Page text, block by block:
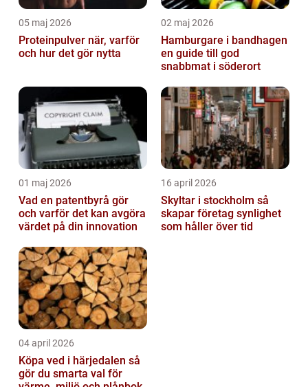
05 maj 2026
Proteinpulver när, varför
och hur det gör nytta
02 maj 2026
Hamburgare i bandhagen
en guide till god
snabbmat i söderort
01 maj 2026
Vad en patentbyrå gör
och varför det kan avgöra
värdet på din innovation
16 april 2026
Skyltar i stockholm så
skapar företag synlighet
som håller över tid
04 april 2026
Köpa ved i härjedalen så
gör du smarta val för